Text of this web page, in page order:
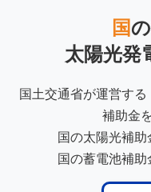
国
太陽光発
国土交通省が運営す
補助金
国の太陽光補
国の蓄電池補